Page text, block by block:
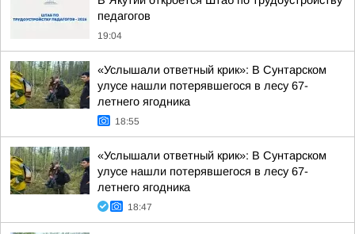
педагогов
19:04
«Услышали ответный крик»: В Сунтарском
улусе нашли потерявшегося в лесу 67-
летнего ягодника
18:55
«Услышали ответный крик»: В Сунтарском
улусе нашли потерявшегося в лесу 67-
летнего ягодника
18:47